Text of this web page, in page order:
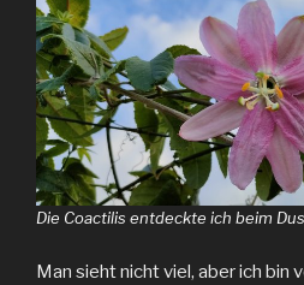
Die Coactilis entdeckte ich beim
Man sieht nicht viel, aber ich bin